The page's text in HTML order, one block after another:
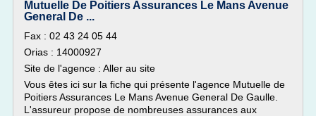
Mutuelle De Poitiers Assurances Le Mans Avenue
General De ...
Fax : 02 43 24 05 44
Orias : 14000927
Site de l'agence : Aller au site
Vous êtes ici sur la fiche qui présente l'agence Mutuelle de
Poitiers Assurances Le Mans Avenue General De Gaulle.
L'assureur propose de nombreuses assurances aux